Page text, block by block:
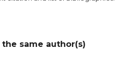
same author(s)